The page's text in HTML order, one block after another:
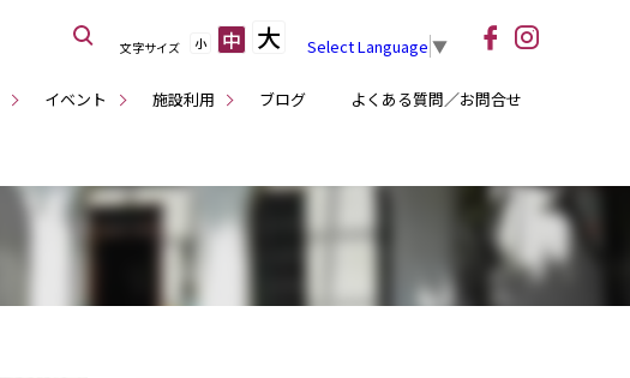
イベント 施設利用 ブログ よくある質問／お問合せ
文字サイズ 小 中 大 Select Language ▼